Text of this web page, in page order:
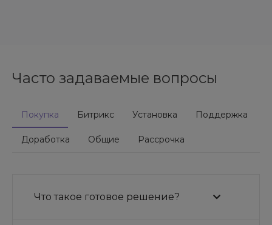
Часто задаваемые вопросы
Покупка Битрикс Установка Поддержка
Доработка Общие Рассрочка
Что такое готовое решение?